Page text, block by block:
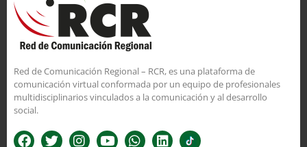
Red de Comunicación Regional – RCR, es una plataforma de
comunicación virtual conformada por un equipo de profesionales
multidisciplinarios vinculados a la comunicación y al desarrollo
social.